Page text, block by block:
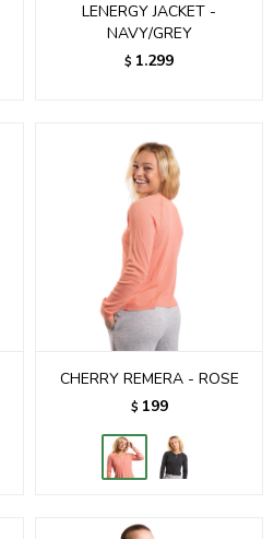
LENERGY JACKET -
NAVY/GREY
$ 1.299
CHERRY REMERA - ROSE
$ 199